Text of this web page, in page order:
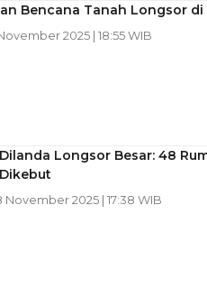
Bencana Tanah Longsor di
2025 | 18:55 WIB
Longsor Besar: 48
November 2025 | 17:38 WIB